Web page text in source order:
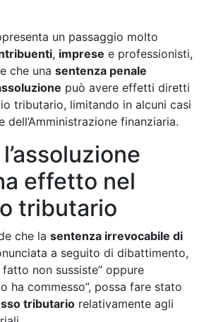
un passaggio molto
, imprese e professionisti,
che una sentenza penale
può avere effetti diretti
tributario, limitando in alcuni casi
dell’Amministrazione finanziaria.
effetto nel
tributario
che la sentenza irrevocabile di
a seguito di dibattimento,
fatto non sussiste” oppure
ha commesso”, possa fare stato
tributario relativamente agli